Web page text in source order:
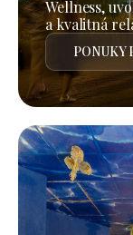
Wellness,
a kvalitná
PONUKY